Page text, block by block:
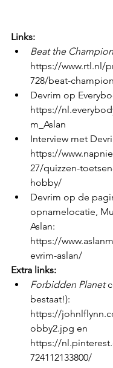
Links:
Beat the
https://www.rtl.nl/
728/beat-
Devrim op
https://
m_Aslan
Interview met
https://
27/quizzen-
hobby/
Devrim op de
opnamelocatie,
Aslan:
https://
evrim-aslan/
Extra links:
Forbidden Planet
bestaat!):
https://
obby2.jpg en
https://
724112133800/